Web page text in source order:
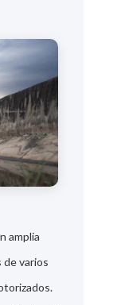
amplia
varios